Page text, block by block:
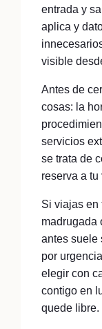
entrada y
aplica y
visible
Antes de
cosas: la
servicios
se trata de
reserva a tu
Si viajas en
madrugada
antes suele
por
elegir con
contigo en
quede libre.